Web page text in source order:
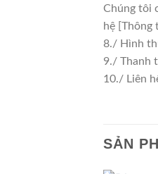
Chúng tôi
hệ [Thông
8./ Hình
9./ Thanh
10./ Liên
SẢN